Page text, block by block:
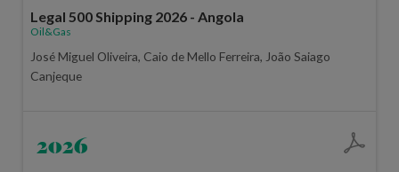
Legal 500 Shipping 2026 - Angola
Oil&Gas
José Miguel Oliveira, Caio de Mello Ferreira, João Saiago
Canjeque
2026